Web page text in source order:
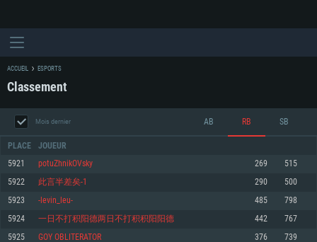
CONFIGURATION SYSTÈME REQUISE
ACCUEIL ESPORTS
Classement
Mois dernier AB RB SB
PLACE JOUEUR
5921 potuZhnikOVsky 269 515
5922 此言半差矣-1 290 500
5923 -levin_leu- 485 798
5924 一日不打积阳德两日不打积积阳阳德 442 767
5925 GOY OBLITERATOR 376 739